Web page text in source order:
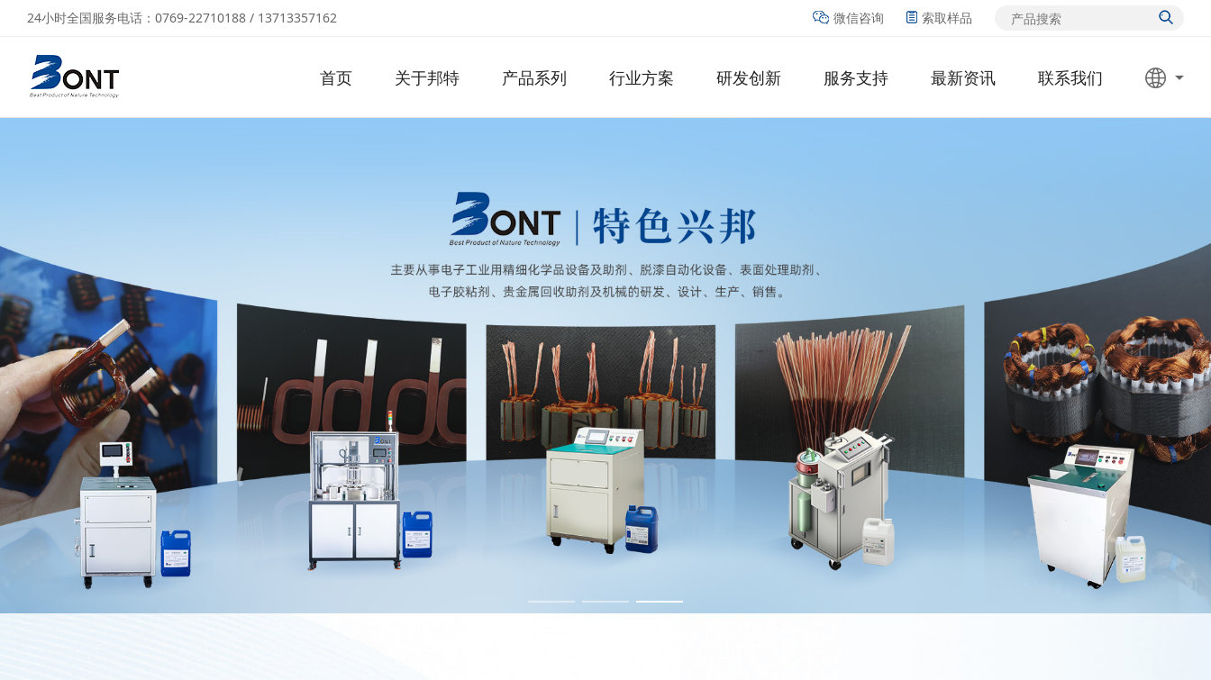
24小时全国服务电话：0769-22710188 / 13713357162 微信咨询 索取样品
首页 关于邦特 产品系列 行业方案 研发创新 服务支持 最新资讯 联系我们